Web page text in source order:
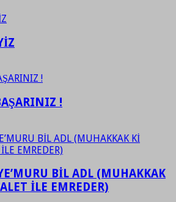
!
BİL ADL (MUHAKKAK
İLE EMREDER)